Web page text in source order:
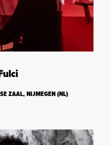
ZAAL, NIJMEGEN (NL)